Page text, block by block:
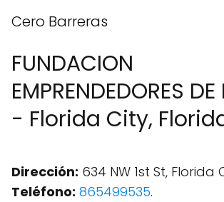
Cero Barreras
FUNDACION
EMPRENDEDORES DE
- Florida City,
Dirección: 634 NW 1st St, Florida
Teléfono: 865499535.